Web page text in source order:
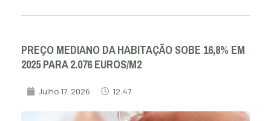
PREÇO MEDIANO DA HABITAÇÃO SOBE 16,8% EM
2025 PARA 2.076 EUROS/M2
Julho 17, 2026 12:47